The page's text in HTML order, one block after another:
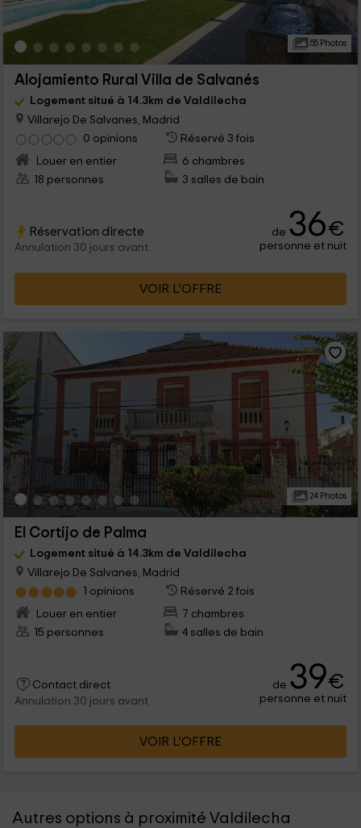
55 Photos
Alojamiento Rural Villa de Salvanés
Logement situé à 14.3km de Valdilecha
Villarejo De Salvanes, Madrid
0 opinions
Réservé 3 fois
Louer en entier
6 chambres
18 personnes
3 salles de bain
Réservation directe
Annulation 30 jours avant
de 36€
personne et nuit
VOIR L’OFFRE
24 Photos
El Cortijo de Palma
Logement situé à 14.3km de Valdilecha
Villarejo De Salvanes, Madrid
1 opinions
Réservé 2 fois
Louer en entier
7 chambres
15 personnes
4 salles de bain
Contact direct
Annulation 30 jours avant
de 39€
personne et nuit
VOIR L’OFFRE
Autres options à proximité Valdilecha